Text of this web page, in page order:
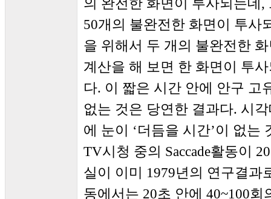
50개의 불완전한 화면이 투사
을 위해서 두 개의 불완전한
계산을 해 보면 한 화면이 투
다. 이 짧은 시간 안에 안구 고
없는 것은 당연한 결과다. 시
에 눈이 ‘더듬을 시간’이 없는
TV시청 중의 Saccade활동이
실이 이미 1979년의 연구결과
동에서는 20초 안에 40~100회